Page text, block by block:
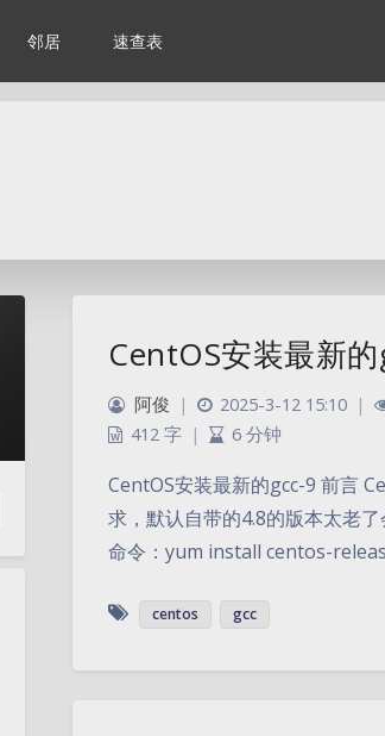
邻居 速查表
CentOS安装最新
阿俊 | 2025-3-12 15:10 |
412 字 | 6 分钟
CentOS安装最新的gcc-9 前言
求，默认自带的4.8的版本太老
命令：yum install centos-
centos gcc